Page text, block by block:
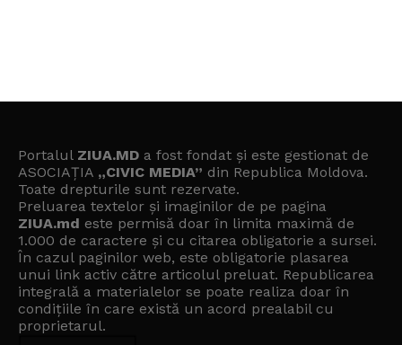
Portalul ZIUA.MD a fost fondat și este gestionat de
ASOCIAȚIA „CIVIC MEDIA” din Republica Moldova.
Toate drepturile sunt rezervate.
Preluarea textelor și imaginilor de pe pagina
ZIUA.md este permisă doar în limita maximă de
1.000 de caractere și cu citarea obligatorie a sursei.
În cazul paginilor web, este obligatorie plasarea
unui link activ către articolul preluat. Republicarea
integrală a materialelor se poate realiza doar în
condițiile în care există un acord prealabil cu
proprietarul.